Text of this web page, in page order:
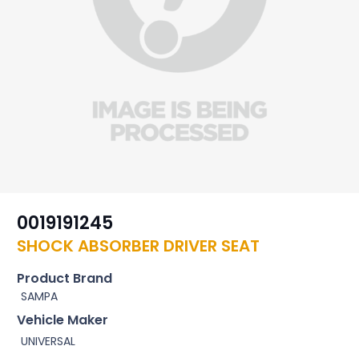
0019191245
SHOCK ABSORBER DRIVER SEAT
Product Brand
SAMPA
Vehicle Maker
UNIVERSAL